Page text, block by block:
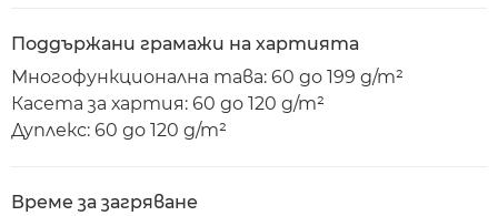
Поддържани грамажи на хартията
Многофункционална тава: 60 до 199 g/m²
Касета за хартия: 60 до 120 g/m²
Дуплекс: 60 до 120 g/m²
Време за загряване